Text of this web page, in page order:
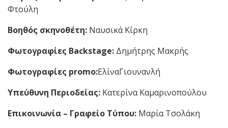
Φτούλη
Βοηθός σκηνοθέτη: Ναυσικά Κίρκη
Φωτογραφίες Backstage: Δημήτρης Μακρής
Φωτογραφίες promo:ΕλίναΓιουνανλή
Υπεύθυνη Περιοδείας: Κατερίνα Καμαρινοπούλου
Επικοινωνία – Γραφείο Τύπου: Μαρία Τσολάκη